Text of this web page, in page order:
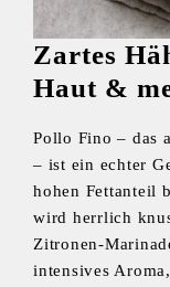
Zartes
Haut &
Pollo Fino – das
– ist ein echter
hohen Fettanteil
wird herrlich
Zitronen-
intensives